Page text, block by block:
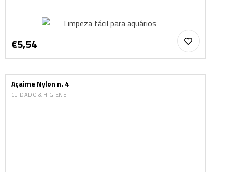
€5,54
Açaime Nylon n. 4
CUIDADO & HIGIENE